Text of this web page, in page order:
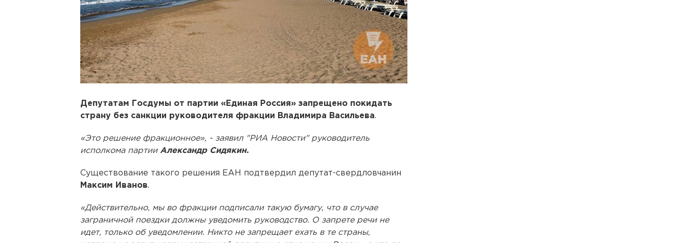
Депутатам Госдумы от партии «Единая Россия» запрещено покидать
страну без санкции руководителя фракции Владимира Васильева.
«Это решение фракционное», - заявил "РИА Новости" руководитель
исполкома партии Александр Сидякин.
Существование такого решения ЕАН подтвердил депутат-свердловчанин
Максим Иванов.
«Действительно, мы во фракции подписали такую бумагу, что в случае
заграничной поездки должны уведомить руководство. О запрете речи не
идет, только об уведомлении. Никто не запрещает ехать в те страны,